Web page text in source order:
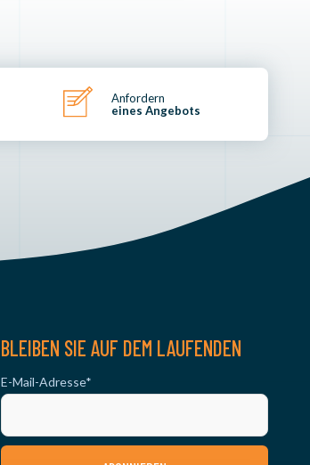
Anfordern
eines Angebots
BLEIBEN SIE AUF DEM LAUFENDEN
E-Mail-Adresse*